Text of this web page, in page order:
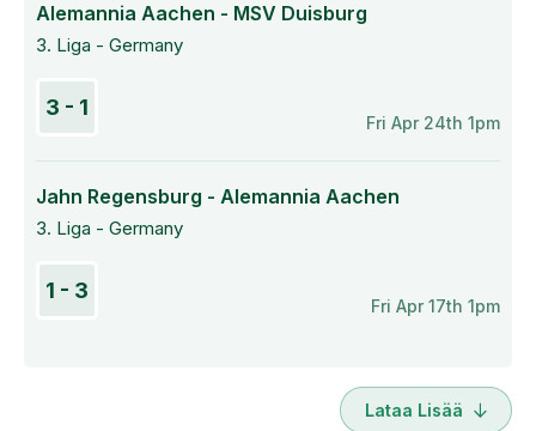
Alemannia Aachen - MSV Duisburg
3. Liga - Germany
3 - 1
Fri Apr 24th 1pm
Jahn Regensburg - Alemannia Aachen
3. Liga - Germany
1 - 3
Fri Apr 17th 1pm
Lataa Lisää